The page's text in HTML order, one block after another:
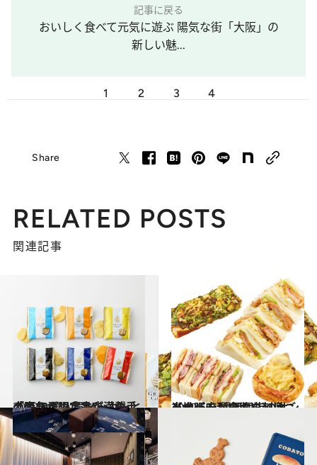
記事に戻る
おいしく食べて元気に遊ぶ 陽気な街「大阪」の
新しい魅...
1 2 3 4
Share
RELATED POSTS
関連記事
2019.8.3
「阪急うめだ本店」の手土産10選 人気メーカーとのコラボ限定品が満載
グルメ 2019.6.5
【大阪府】のおいしいご当地パン 関西屈指のサンドイッチが食欲を刺激
グルメ